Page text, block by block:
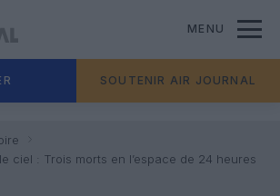
MENU
SOUTENIR AIR JOURNAL
ciel : Trois morts en l’espace de 24 heures